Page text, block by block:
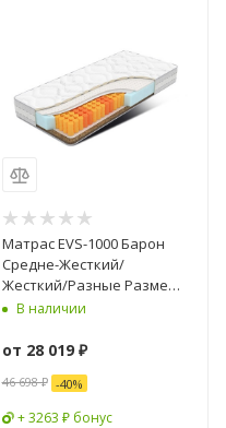
Матрас EVS-1000 Барон
Средне-Жесткий/
Жесткий/Разные Размеры
(Non-Stress Relax BMV
В наличии
от 28 019 ₽
46 698 ₽ -40%
+ 3263 ₽ бонус